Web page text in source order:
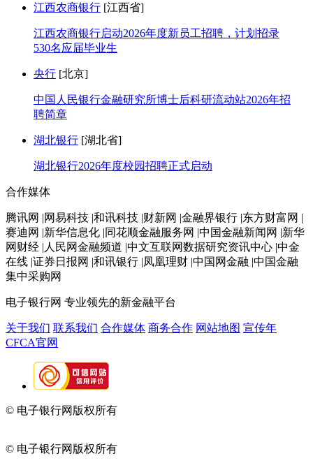
江西农商银行 [江西省]
江西农商银行启动2026年度新员工招聘，计划招录
530名应届毕业生
央行 [北京]
中国人民银行金融研究所博士后科研流动站2026年招
聘简章
湖北银行 [湖北省]
湖北银行2026年度校园招聘正式启动
合作媒体
腾讯网 |网易科技 |和讯科技 |财新网 |金融界银行 |东方财富网 |
赛迪网 |新华信息化 |同花顺金融服务网 |中国金融新闻网 |新华
网财经 |人民网金融频道 |中文互联网数据研究资讯中心 |中金
在线 |证券日报网 |和讯银行 |凤凰理财 |中国网金融 |中国金融
集中采购网
电子银行网 专业领先的新金融平台
关于我们 联系我们 合作媒体 商务合作 网站地图 宣传年
CFCA官网
© 电子银行网版权所有
© 电子银行网版权所有